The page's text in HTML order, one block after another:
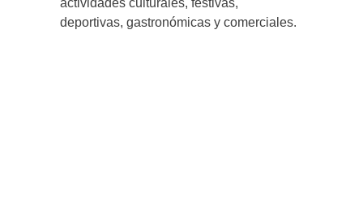
actividades culturales, festivas,
deportivas, gastronómicas y comerciales.